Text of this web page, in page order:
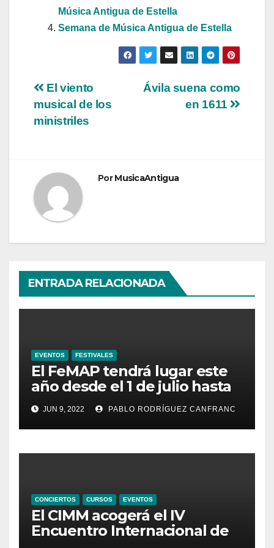
Música Antigua de Estella
Semana de Música Antigua de Estella
Navegación
de
Ávila suena como
en 1611
El viento
musical de los
ministriles
PorMusicaAntigua
ENTRADA RELACIONADA
EVENTOS FESTIVALES
El FeMAP tendrá lugar este
año desde el 1 de julio hasta
el 21 de agosto, ampliando la
oferta de conciertos y el
territorio de acción
JUN 9, 2022 PABLO RODRÍGUEZ CANFRANC
CONCIERTOS CURSOS EVENTOS
El CIMM acogerá el IV
Encuentro Internacional de